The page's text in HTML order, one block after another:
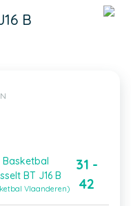
B
Basketbal
BT J16 B
Vlaanderen)
31 -
42